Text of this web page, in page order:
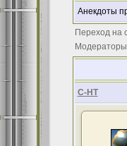
Анекдоты
Переход на
С-НТ